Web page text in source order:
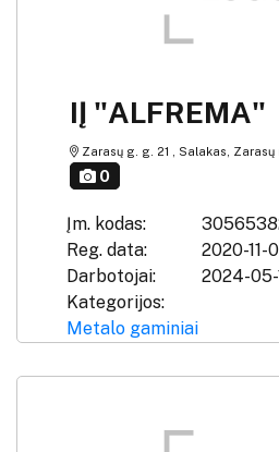
IĮ "ALFREMA"
Zarasų g. g. 21 , Salakas, Zarasų
0
Įm. kodas:
Reg. data:
2020-11-
Darbotojai:
2024-
Kategorijos:
Metalo gaminiai